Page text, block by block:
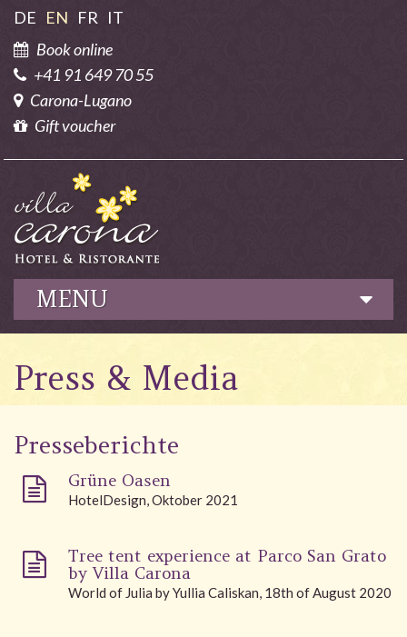
DE EN FR IT
Book online
+41 91 649 70 55
Carona-Lugano
Gift voucher
MENU
Hotel
Culinary
Garden
Carona
Photo gallery
Press & Media
Presseberichte
Grüne Oasen
HotelDesign, Oktober 2021
Tree tent experience at Parco San Grato
by Villa Carona
World of Julia by Yullia Caliskan, 18th of August 2020